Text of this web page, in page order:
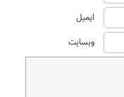
ایمیل
وبسایت